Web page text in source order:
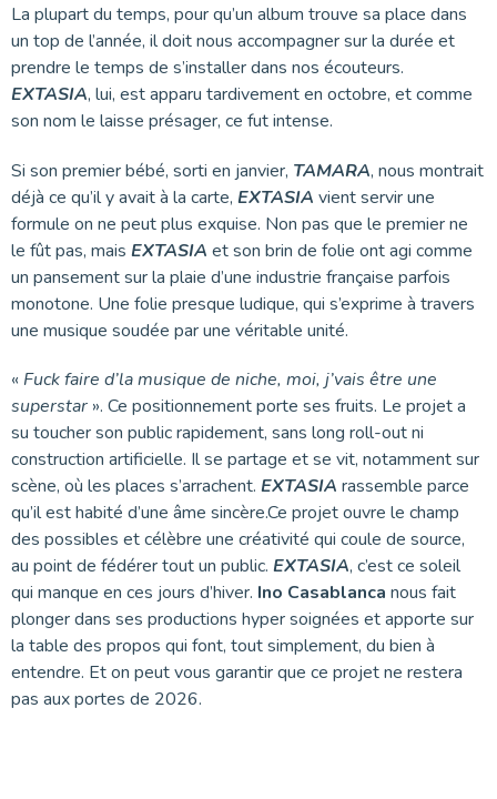
La plupart du temps, pour qu’un album trouve sa place dans
un top de l’année, il doit nous accompagner sur la durée et
prendre le temps de s’installer dans nos écouteurs.
EXTASIA, lui, est apparu tardivement en octobre, et comme
son nom le laisse présager, ce fut intense.
Si son premier bébé, sorti en janvier, TAMARA, nous montrait
déjà ce qu’il y avait à la carte, EXTASIA vient servir une
formule on ne peut plus exquise. Non pas que le premier ne
le fût pas, mais EXTASIA et son brin de folie ont agi comme
un pansement sur la plaie d’une industrie française parfois
monotone. Une folie presque ludique, qui s’exprime à travers
une musique soudée par une véritable unité.
« Fuck faire d’la musique de niche, moi, j’vais être une
superstar ». Ce positionnement porte ses fruits. Le projet a
su toucher son public rapidement, sans long roll-out ni
construction artificielle. Il se partage et se vit, notamment sur
scène, où les places s’arrachent. EXTASIA rassemble parce
qu’il est habité d’une âme sincère.Ce projet ouvre le champ
des possibles et célèbre une créativité qui coule de source,
au point de fédérer tout un public. EXTASIA, c’est ce soleil
qui manque en ces jours d’hiver. Ino Casablanca nous fait
plonger dans ses productions hyper soignées et apporte sur
la table des propos qui font, tout simplement, du bien à
entendre. Et on peut vous garantir que ce projet ne restera
pas aux portes de 2026.